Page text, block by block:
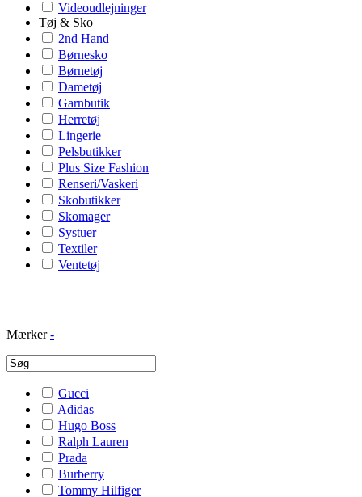
Videoudlejninger
Tøj & Sko
2nd Hand
Børnesko
Børnetøj
Dametøj
Garnbutik
Herretøj
Lingerie
Pelsbutikker
Plus Size Fashion
Renseri/Vaskeri
Skobutikker
Skomager
Systuer
Textiler
Ventetøj
Mærker -
Gucci
Adidas
Hugo Boss
Ralph Lauren
Prada
Burberry
Tommy Hilfiger